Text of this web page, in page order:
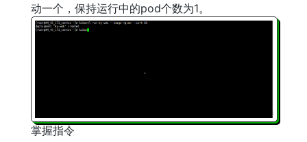
动一个，保持运行中的pod个数为1。
掌握指令